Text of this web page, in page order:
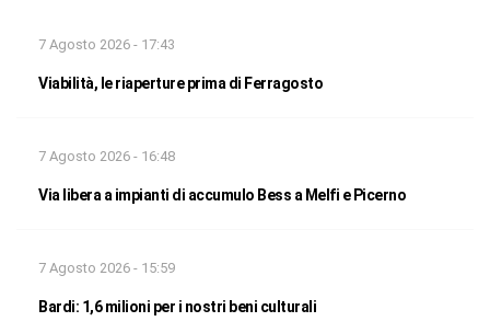
7 Agosto 2026 - 17:43
Viabilità, le riaperture prima di Ferragosto
7 Agosto 2026 - 16:48
Via libera a impianti di accumulo Bess a Melfi e Picerno
7 Agosto 2026 - 15:59
Bardi: 1,6 milioni per i nostri beni culturali